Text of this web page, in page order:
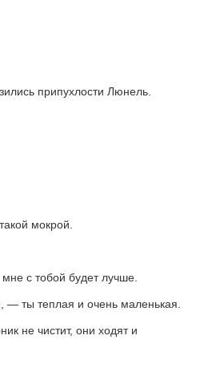
припухлости Люнель.
мокрой.
с тобой будет лучше.
ты теплая и очень маленькая.
не чистит, они ходят и